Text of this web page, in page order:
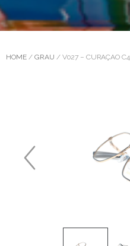
HOME / GRAU / V027 – CURAÇAO C4